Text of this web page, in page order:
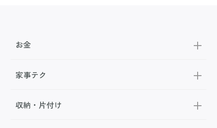
お金
家事テク
収納・片付け